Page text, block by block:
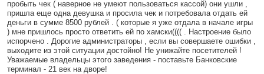
пробыть чек ( наверное не умеют пользоваться кассой) они ушли ,
пришла еще одна девушка и просила чек и потребовала отдать ей
деньги в сумме 8500 рублей . ( которые я уже отдала в начале игры
) мне пришлось просто ответить ей по хамски(((( . Настроение было
испорчено . Дорогие администраторы , если вы совершаете ошибки ,
выходите из этой ситуации достойно! Не унижайте посетителей !
Уважаемые владельцы этого заведения - поставьте Банковские
терминал - 21 век на дворе!